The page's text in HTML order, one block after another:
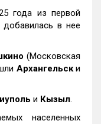
года из первой
добавилась в нее
(Московская
Архангельски
и Кызыл.
населенных